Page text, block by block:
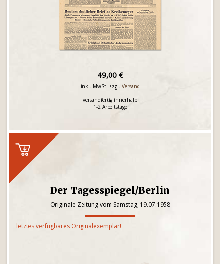
49,00 €
inkl. MwSt. zzgl. Versand
versandfertig innerhalb
1-2 Arbeitstage
Der Tagesspiegel/Berlin
Originale Zeitung vom Samstag, 19.07.1958
letztes verfügbares Originalexemplar!